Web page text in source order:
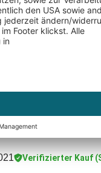
schöne Idee für
Mamas! Da macht
Verifizierter Kauf